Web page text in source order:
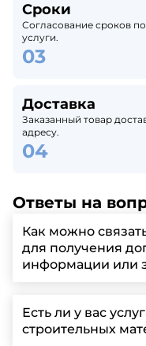
Сроки
Согласование сроков
услуги.
Доставка
Заказанный товар
адресу.
Ответы на
Как можно
для получения
информации или
запрос через нашу
заполнить форму на
детальной
Есть ли у вас
строительных